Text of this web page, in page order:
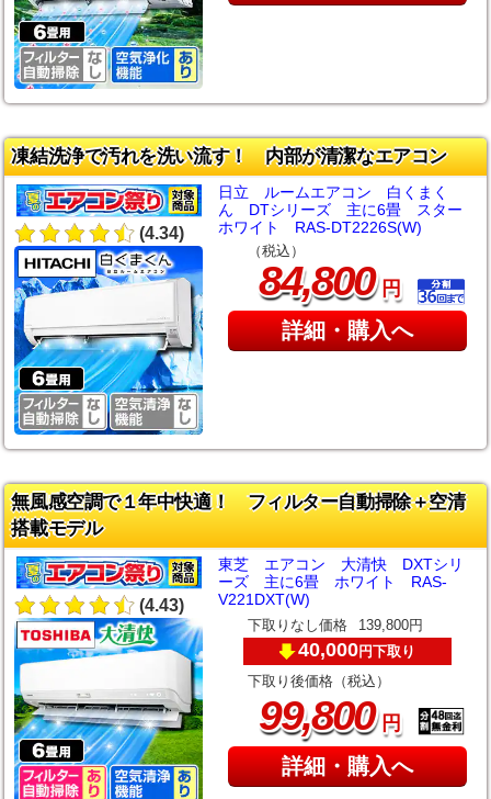
凍結洗浄で汚れを洗い流す！ 内部が清潔なエアコン
(4.34)
日立 ルームエアコン 白くまく
ん DTシリーズ 主に6畳 スター
ホワイト RAS-DT2226S(W)
（税込）
84,800円
詳細・購入へ
無風感空調で１年中快適！ フィルター自動掃除＋空清
搭載モデル
(4.43)
東芝 エアコン 大清快 DXTシリ
ーズ 主に6畳 ホワイト RAS-
V221DXT(W)
下取りなし価格 139,800円
40,000円下取り
下取り後価格（税込）
99,800円
詳細・購入へ